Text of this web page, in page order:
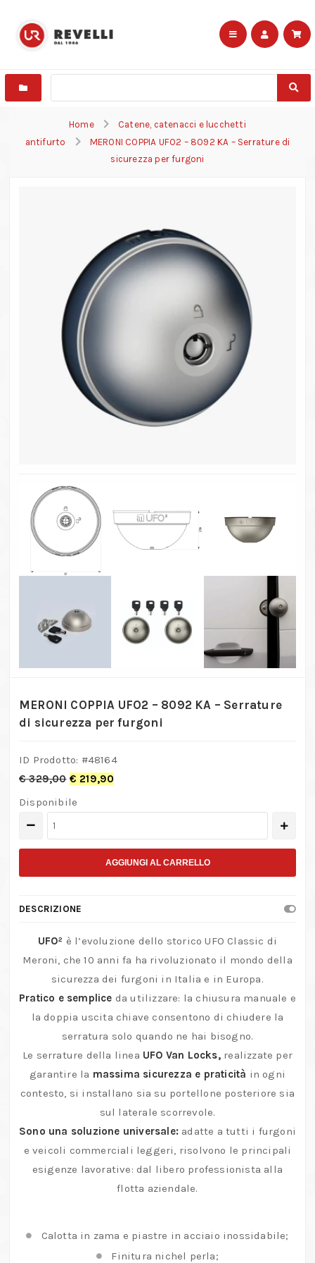
Home
Catene, catenacci e lucchetti
antifurto
MERONI COPPIA UFO2 – 8092 KA – Serrature di
sicurezza per furgoni
MERONI COPPIA UFO2 – 8092 KA – Serrature
di sicurezza per furgoni
ID Prodotto: #48164
€329,00 € 219,90
Disponibile
MERONI
COPPIA
–
KA
Serrature
sicurezza
per
AGGIUNGI AL CARRELLO
DESCRIZIONE
UFO² è l’evoluzione dello storico UFO Classic di
Meroni, che 10 anni fa ha rivoluzionato il mondo della
sicurezza dei furgoni in Italia e in Europa.
Pratico e semplice da utilizzare: la chiusura manuale e
la doppia uscita chiave consentono di chiudere la
serratura solo quando ne hai bisogno.
Le serrature della linea UFO Van Locks,realizzate per
garantire la massima sicurezza e praticità in ogni
contesto, si installano sia su portellone posteriore sia
sul laterale scorrevole.
Sono una soluzione universale: adatte a tutti i furgoni
e veicoli commerciali leggeri, risolvono le principali
esigenze lavorative: dal libero professionista alla
flotta aziendale.
Calotta in zama e piastre in acciaio inossidabile;
Finitura nichel perla;